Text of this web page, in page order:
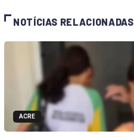
NOTÍCIAS RELACIONADAS
ACRE